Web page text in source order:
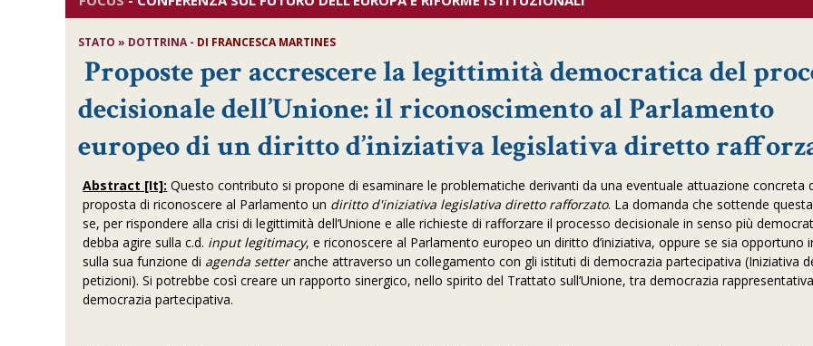
STATO » DOTTRINA - DI FRANCESCA MARTINES
Proposte per accrescere la legittimità democratica del
decisionale dell’Unione: il riconoscimento al Parlamento
europeo di un diritto d’iniziativa legislativa diretto
Abstract [It]: Questo contributo si propone di esaminare le problematiche derivanti da una eventuale attuazione concreta
proposta di riconoscere al Parlamento un diritto d'iniziativa legislativa diretto rafforzato. La domanda che sottende
se, per rispondere alla crisi di legittimità dell’Unione e alle richieste di rafforzare il processo decisionale in senso più
debba agire sulla c.d. input legitimacy, e riconoscere al Parlamento europeo un diritto d’iniziativa, oppure se sia opportuno
sulla sua funzione di agenda setteranche attraverso un collegamento con gli istituti di democrazia partecipativa (Iniziativa
petizioni). Si potrebbe così creare un rapporto sinergico, nello spirito del Trattato sull’Unione, tra democrazia
democrazia partecipativa.